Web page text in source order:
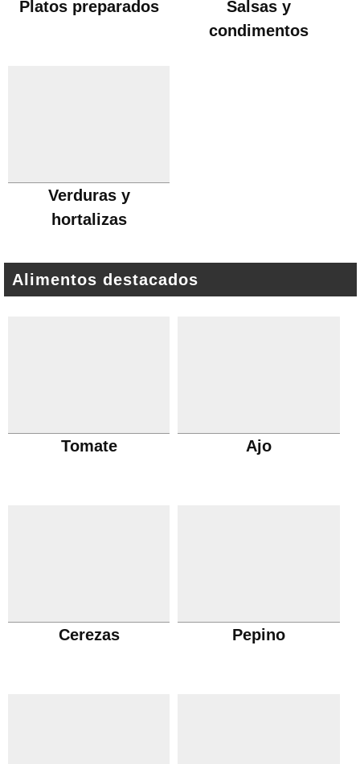
Platos preparados
Salsas y
condimentos
Verduras y
hortalizas
Alimentos destacados
Tomate Ajo
Cerezas Pepino